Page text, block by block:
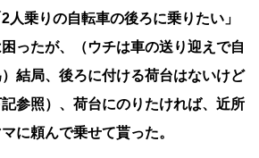
人乗りの自転車の後ろに乗りたい」
ったが、（ウチは車の送り迎えで自
結局、後ろに付ける荷台はないけど
参照）、荷台にのりたければ、近所
に頼んで乗せて貰った。